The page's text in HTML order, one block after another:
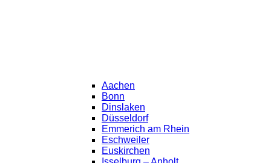
Aachen
Bonn
Dinslaken
Düsseldorf
Emmerich am Rhein
Eschweiler
Euskirchen